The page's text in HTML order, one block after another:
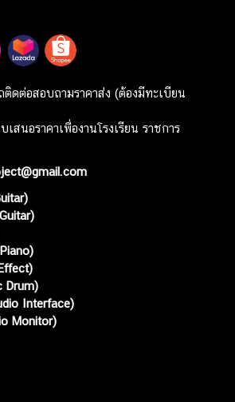
ติดต่อสอบถามราคาส่ง (ต้องมีทะเบียน
เสนอราคาเพื่องานโรงเรียน ราชการ
Drum)
Interface)
Monitor)